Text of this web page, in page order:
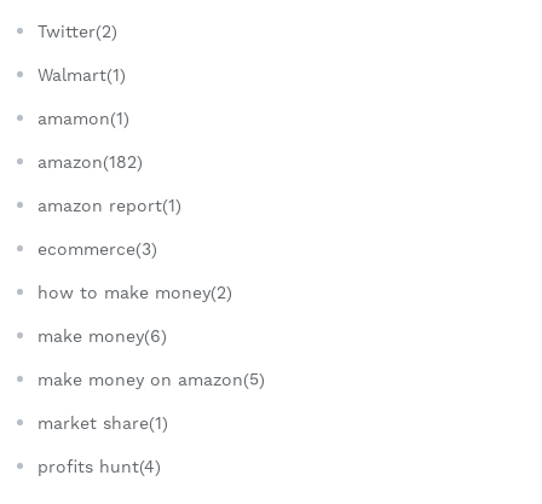
Twitter(2)
Walmart(1)
amamon(1)
amazon(182)
amazon report(1)
ecommerce(3)
how to make money(2)
make money(6)
make money on amazon(5)
market share(1)
profits hunt(4)